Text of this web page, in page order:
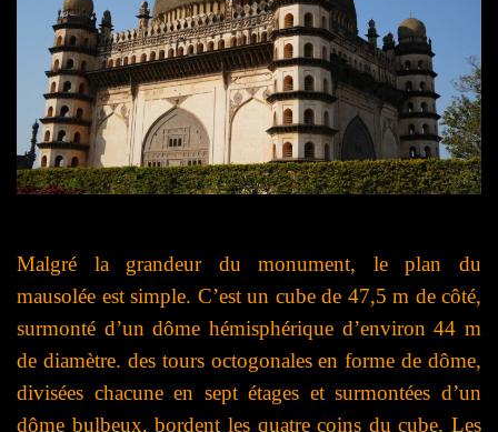
Malgré la grandeur du monument, le plan du
mausolée est simple. C’est un cube de 47,5 m de côté,
surmonté d’un dôme hémisphérique d’environ 44 m
de diamètre. des tours octogonales en forme de dôme,
divisées chacune en sept étages et surmontées d’un
dôme bulbeux, bordent les quatre coins du cube. Les